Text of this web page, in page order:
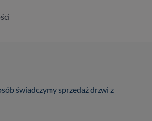
świadczymy sprzedaż drzwi z